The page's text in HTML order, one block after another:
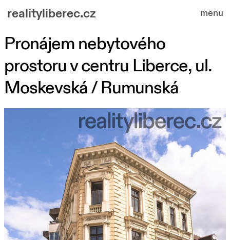
realityliberec.cz menu
nabízené nemovitosti
o nás
kontakt
Pronájem nebytového
prostoru v centru Liberce, ul.
Moskevská / Rumunská